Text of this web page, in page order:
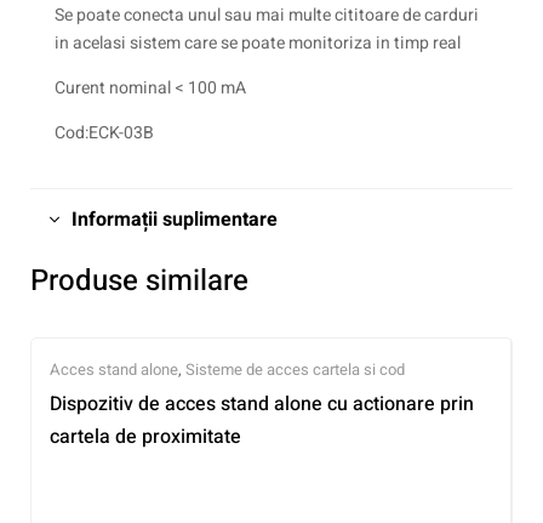
Se poate conecta unul sau mai multe cititoare de carduri
in acelasi sistem care se poate monitoriza in timp real
Curent nominal < 100 mA
Cod:ECK-03B
Informații suplimentare
Produse similare
Acces stand alone, Sisteme de acces cartela si cod
Dispozitiv de acces stand alone cu actionare prin
cartela de proximitate